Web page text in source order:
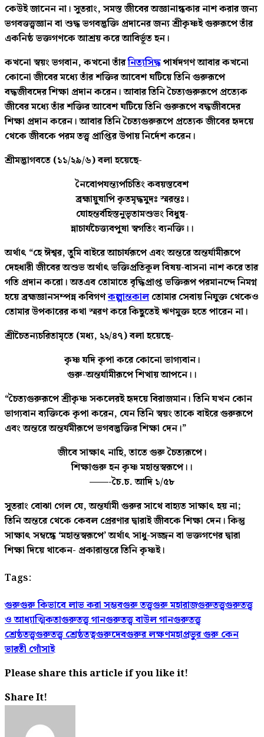
কেউই জানেন না। সুতরাং, সমস্ত জীবের অজ্ঞানান্ধকার নাশ করার জন্য
ভগবত্তত্ত্বজ্ঞান বা ‍শুদ্ধ ভগবদ্ভক্তি প্রদানের জন্য শ্রীকৃষ্ণই গুরুরূপে তাঁর
একনিষ্ঠ ভক্তগণকে আশ্রয় করে আবির্ভূত হন।
কখনো স্বয়ং ভগবান, কখনো তাঁরনিত্যসিদ্ধপার্ষদগণ আবার কখনো
কোনো জীবের মধ্যে তাঁর শক্তির আবেশ ঘটিয়ে তিনি গুরুরূপে
বদ্ধজীবদের শিক্ষা প্রদান করেন। আবার তিনি চৈত্যগুরুরূপে প্রত্যেক
জীবের মধ্যে তাঁর শক্তির আবেশ ঘটিয়ে তিনি গুরুরূপে বদ্ধজীবদের
শিক্ষা প্রদান করেন। আবার তিনি চৈত্যগুরুরূপে প্রত্যেক জীবের হৃদয়ে
থেকে জীবকে পরম তত্ত্ব প্রাপ্তির উপায় নির্দেশ করেন।
শ্রীমদ্ভাগবতে (১১/২৯/৬) বলা হয়েছে-
নৈবোপযন্ত্যপচিতিং কবয়স্তবেশ
ব্রহ্মায়ুষাপি কৃতমৃদ্ধমুদঃ স্মরন্তঃ।
যোহন্তর্বহিস্তনুভৃতামশুভং বিধুন্ব-
ন্নাচার্যচৈত্ত্যবপুষা স্বগতিং ব্যনক্তি।।
অর্থাৎ “হে ঈশ্বর, তুমি বাইরে আচার্যরূপে এবং অন্তরে অন্তর্যামীরূপে
দেহধারী জীবের অশুভ অর্থাৎ ভক্তিপ্রতিকূল বিষয়-বাসনা নাশ করে তার
গতি প্রদান করো। অতএব তোমাতে বৃদ্ধিপ্রাপ্ত ভক্তিরূপ পরমানন্দে নিমগ্ন
হয়ে ব্রহ্মজ্ঞানসম্পন্ন কবিগণকল্পান্তকালতোমার সেবায় নিযুক্ত থেকেও
তোমার উপকারের কথা স্মরণ করে কিছুতেই ঋণমুক্ত হতে পারেন না।
শ্রীচৈতন্যচরিতামৃতে (মধ্য, ২২/৪৭) বলা হয়েছে-
কৃষ্ণ যদি কৃপা করে কোনো ভাগ্যবান।
গুরু-অন্তর্যামীরূপে শিখায় আপনে।।
“চৈত্যগুরুরূপে শ্রীকৃষ্ণ সকলেরই হৃদয়ে বিরাজমান। তিনি যখন কোন
ভাগ্যবান ব্যক্তিকে কৃপা করেন, যেন তিনি স্বয়ং তাকে বাইরে গুরুরূপে
এবং অন্তরে অন্তর্যমীরূপে ভগবদ্ভক্তির শিক্ষা দেন।”
জীবে সাক্ষাৎ নাহি, তাতে গুরু চৈত্যরূপে।
শিক্ষাগুরু হন কৃষ্ণ মহান্তস্বরূপে।।
——-চৈ.চ. আদি ১/৫৮
সুতরাং বোঝা গেল যে, অন্তর্যামী গুরুর সাথে বাহ্যত সাক্ষাৎ হয় না;
তিনি অন্তরে থেকে কেবল প্রেরণার দ্বারাই জীবকে শিক্ষা দেন। কিন্তু
সাক্ষাৎ সম্বন্ধে ‘মহান্তস্বরূপে’ অর্থাৎ সাধু-সজ্জন বা ভক্তগণের দ্বারা
শিক্ষা দিয়ে থাকেন- প্রকারান্তরে তিনি কৃষ্ণই।
Tags:
গুরুগুরু কিভাবে লাভ করা সম্ভবগুরু তত্ত্বগুরু মহারাজগুরুতত্ত্বগুরুতত্ত্ব
ও আধ্যাত্মিকতাগুরুতত্ত্ব গানগুরুতত্ত্ব বাউল গানগুরুতত্ত্ব
শ্রেষ্ঠতত্ত্বগুরুতত্ত্ব শ্রেষ্ঠতত্বগুরুদেবগুরুর লক্ষণমহাপ্রভুর গুরু কেন
ভারতী গোঁসাই
Please share this article if you like it!
Share It!